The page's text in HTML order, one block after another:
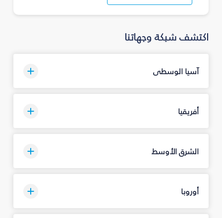
اكتشف شبكة وجهاتنا
آسيا الوسطى
أفريقيا
الشرق الأوسط
أوروبا